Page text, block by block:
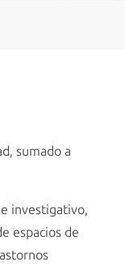
sumado a
investigativo,
espacios de